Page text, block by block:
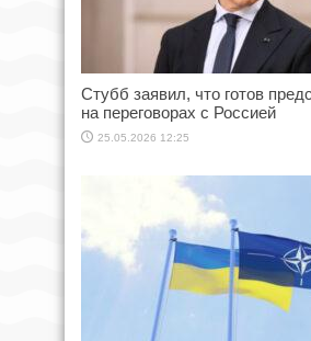
Стубб заявил, что готов
на переговорах с Россией
25.05.2026 12:25